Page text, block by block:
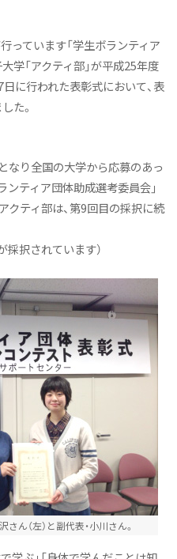
っています「学生ボランティア
学「アクティ部」が平成25年度
に行われた表彰式において、表
た。
なり全国の大学から応募のあっ
ンティア団体助成選考委員会」
クティ部は、第9回目の採択に続
採択されています）
ん（左）と副代表・小川さん。